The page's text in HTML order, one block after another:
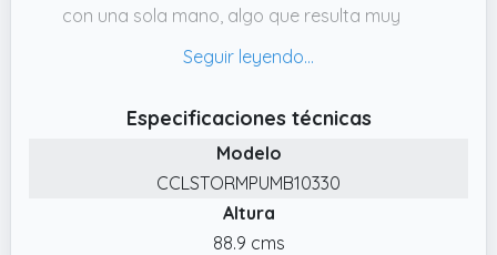
con una sola mano, algo que resulta muy
bolsas en la otra.
SUFICIENTEMENTE GRANDE COMO PARA
CUBRIRLE Solo usamos TEJIDOS
IMPERMEABLES DE ALTA CALIDAD que sean
resistentes, ligeros y flexibles para que
trabajen en armonía con el armazón.
Especificaciones técnicas
Modelo
CCLSTORMPUMB10330
Altura
88.9 cms